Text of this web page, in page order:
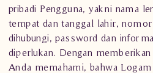
pribadi Pengguna, yakni nama
tempat dan tanggal lahir,
dihubungi, password dan
diperlukan. Dengan
Anda memahami, bahwa